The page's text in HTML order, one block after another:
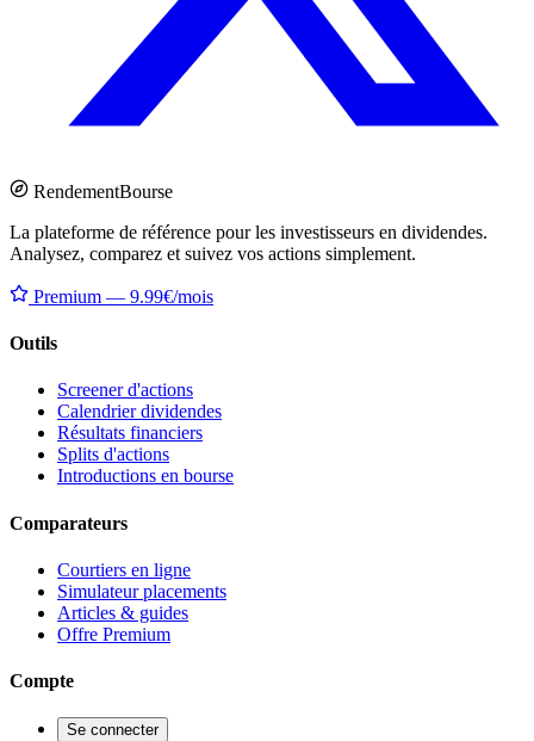
RendementBourse
La plateforme de référence pour les investisseurs en dividendes.
Analysez, comparez et suivez vos actions simplement.
Premium — 9.99€/mois
Outils
Screener d'actions
Calendrier dividendes
Résultats financiers
Splits d'actions
Introductions en bourse
Comparateurs
Courtiers en ligne
Simulateur placements
Articles & guides
Offre Premium
Compte
Se connecter